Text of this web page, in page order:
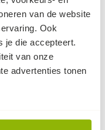
van de website
Ook
je die accepteert.
van onze
advertenties tonen
actie!
20x0,3m -